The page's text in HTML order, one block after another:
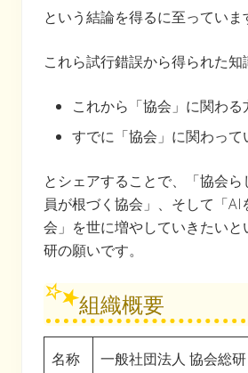
という結論を得るに至っていま
これら試行錯誤から得られた知
これから「協会」に関わる
すでに「協会」に関わって
とシェアすることで、「協会
員が根づく協会」、そして「AI
会」を世に増やしていきたい
研の願いです。
組織概要
名称 一般社団法人 協会総研